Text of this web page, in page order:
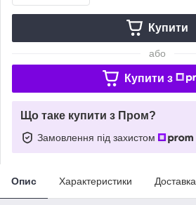
Купити
або
Купити з
Що таке купити з Пром?
Замовлення під захистом
Опис Характеристики Доставка